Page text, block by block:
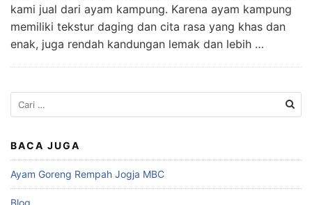
kami jual dari ayam kampung. Karena ayam kampung
memiliki tekstur daging dan cita rasa yang khas dan
enak, juga rendah kandungan lemak dan lebih …
Cari
untuk:
BACA JUGA
Ayam Goreng Rempah Jogja MBC